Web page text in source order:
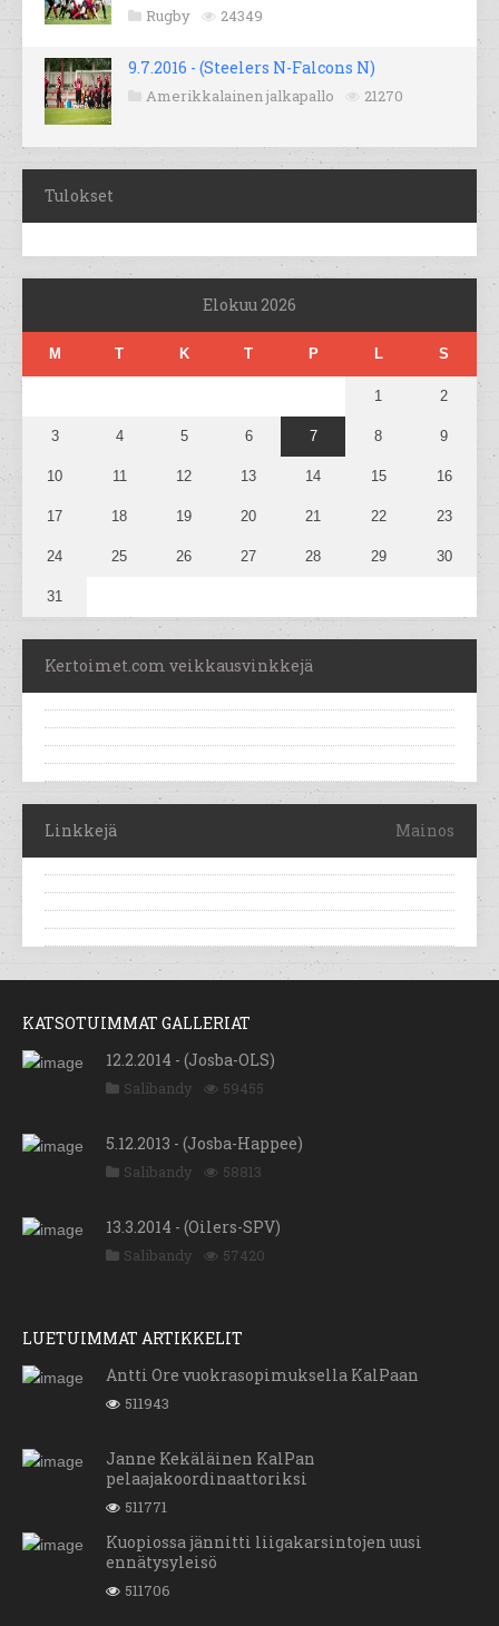
Rugby 24349
9.7.2016 - (Steelers N-Falcons N)
Amerikkalainen jalkapallo 21270
Tulokset
Elokuu 2026
M T K T P L S
1 2
3 4 5 6 7 8 9
10 11 12 13 14 15 16
17 18 19 20 21 22 23
24 25 26 27 28 29 30
31
Kertoimet.com veikkausvinkkejä
Linkkejä Mainos
KATSOTUIMMAT GALLERIAT
12.2.2014 - (Josba-OLS)
Salibandy 59455
5.12.2013 - (Josba-Happee)
Salibandy 58813
13.3.2014 - (Oilers-SPV)
Salibandy 57420
LUETUIMMAT ARTIKKELIT
Antti Ore vuokrasopimuksella KalPaan
511943
Janne Kekäläinen KalPan
pelaajakoordinaattoriksi
511771
Kuopiossa jännitti liigakarsintojen uusi
ennätysyleisö
511706